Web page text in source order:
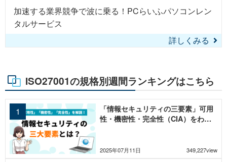
加速する業界競争で波に乗る！PCらいふパソコンレン
タルサービス
詳しくみる
ISO27001の規格別週間ランキングはこちら
2025年07月11日 349,227view
「情報セキュリティの三要素」可用
性・機密性・完全性（CIA）をわか